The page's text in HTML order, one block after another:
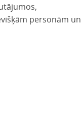
personām un